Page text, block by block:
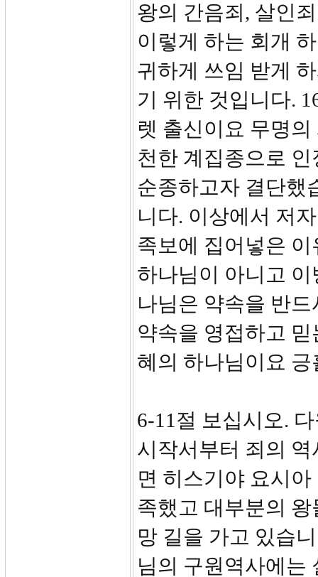
왕의 간음죄, 살인
이렇게 하는 회개
귀하게 쓰임 받게
기 위한 것입니다.
렛 출신이요 무명
천한 계집종으로
순종하고자 결단했
니다. 이상에서 저
족보에 집어넣은
하나님이 아니고
나님은 약속을 반
약속을 영접하고
혜의 하나님이요
6-11절 보십시오.
시작서부터 죄의
면 히스기야 요시
족했고 대부분의
망 길을 가고 있습
님의 구원역사에는